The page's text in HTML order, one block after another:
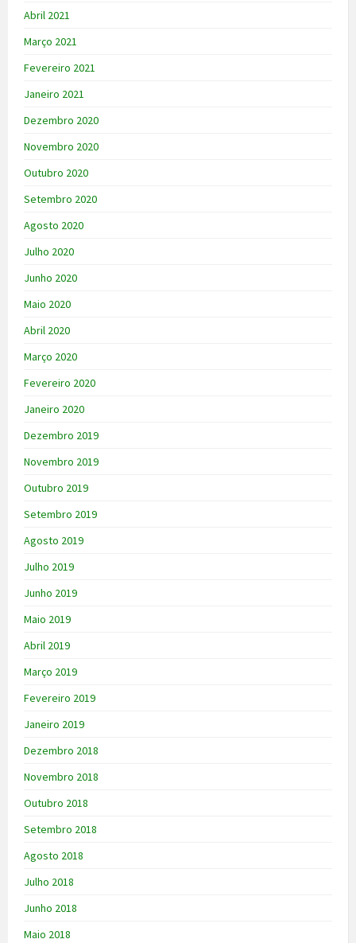
Abril 2021
Março 2021
Fevereiro 2021
Janeiro 2021
Dezembro 2020
Novembro 2020
Outubro 2020
Setembro 2020
Agosto 2020
Julho 2020
Junho 2020
Maio 2020
Abril 2020
Março 2020
Fevereiro 2020
Janeiro 2020
Dezembro 2019
Novembro 2019
Outubro 2019
Setembro 2019
Agosto 2019
Julho 2019
Junho 2019
Maio 2019
Abril 2019
Março 2019
Fevereiro 2019
Janeiro 2019
Dezembro 2018
Novembro 2018
Outubro 2018
Setembro 2018
Agosto 2018
Julho 2018
Junho 2018
Maio 2018